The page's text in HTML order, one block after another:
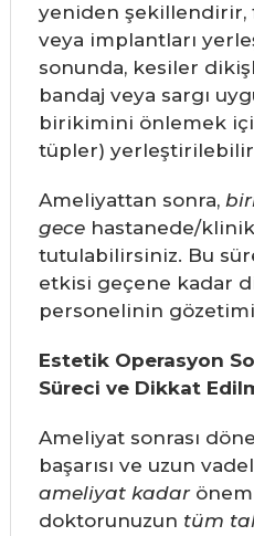
yeniden şekillendirir,
veya implantları
sonunda, kesiler
bandaj veya sargı
birikimini önlemek
tüpler)
Ameliyattan sonra,
gecehastanede/
tutulabilirsiniz. Bu
etkisi geçene kadar
personelinin
Estetik Operasyon
Süreci ve Dikkat
Ameliyat sonrası
başarısı ve uzun
ameliyat kadar
doktorunuzun tüm